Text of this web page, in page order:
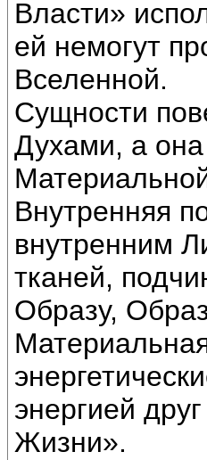
Власти»
ей немогут
Вселенной.
Сущности
Духами, а
Внутренняя
внутренним
тканей,
Образу,
энергией
Жизни».